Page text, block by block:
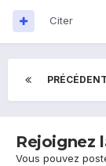
Citer
PRÉCÉDENT
Rejoignez
Vous pouvez